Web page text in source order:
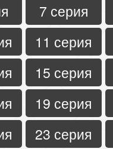
7 серия
11 серия
15 серия
19 серия
23 серия